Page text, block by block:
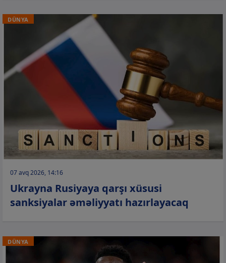
DÜNYA
07 avq 2026, 14:16
Ukrayna Rusiyaya qarşı xüsusi
sanksiyalar əməliyyatı hazırlayacaq
DÜNYA